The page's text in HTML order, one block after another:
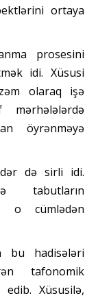
ortaya
prosesini
idi. Xüsusi
olaraq işə
öyrənməyə
də sirli idi.
tabutların
o cümlədən
bu hadisələri
tafonomik
Xüsusilə,